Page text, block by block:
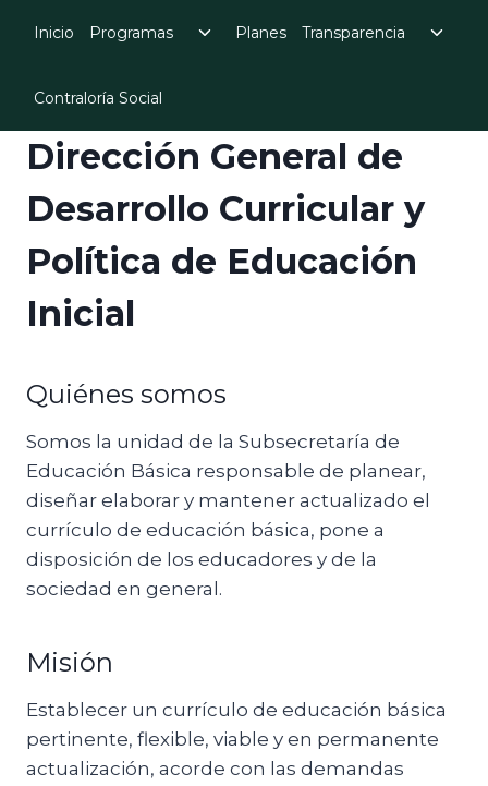
Inicio Programas
Toggle
childPlanes Transparencia
Contraloría Social
Dirección General de
Desarrollo Curricular y
Política de Educación
Inicial
Quiénes somos
Somos la unidad de la Subsecretaría de
Educación Básica responsable de planear,
diseñar elaborar y mantener actualizado el
currículo de educación básica, pone a
disposición de los educadores y de la
sociedad en general.
Misión
Establecer un currículo de educación básica
pertinente, flexible, viable y en permanente
actualización, acorde con las demandas